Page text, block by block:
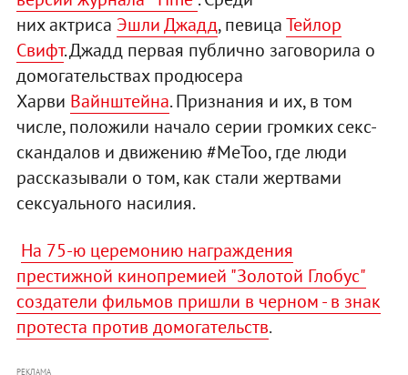
них актриса Эшли Джадд, певицаТейлор
Свифт. Джадд первая публично заговорила о
домогательствах продюсера
Харви Вайнштейна. Признания и их, в том
числе, положили начало серии громких секс-
скандалов и движению #MeToо, где люди
рассказывали о том, как стали жертвами
сексуального насилия.
На 75-ю церемонию награждения
престижной кинопремией "Золотой Глобус"
создатели фильмов пришли в черном - в знак
протеста против домогательств.
РЕКЛАМА